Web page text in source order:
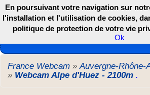
Les webcams de France,
France Webcam »Auvergne-Rhône-
» Webcam Alpe d'Huez - 2100m .
En poursuivant votre navigation sur
l'installation et l'utilisation de cookies,
politique de protection de votre vie
Ok